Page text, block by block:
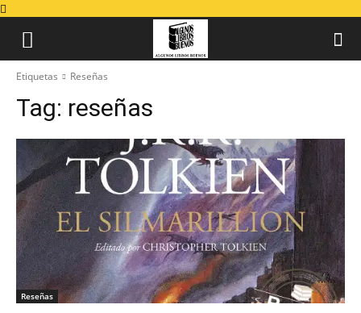
Etiquetas Reseñas
Tag: reseñas
Reseñas